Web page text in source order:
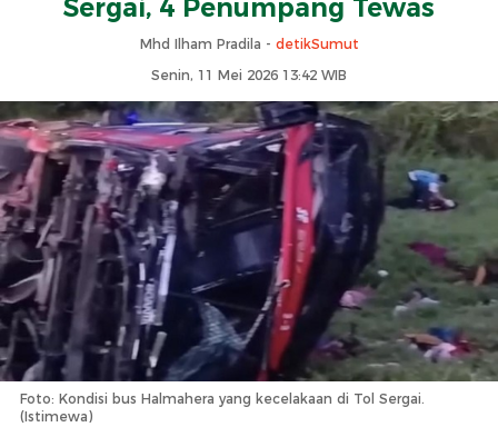
Sergai, 4 Penumpang Tewas
Mhd Ilham Pradila - detikSumut
Senin, 11 Mei 2026 13:42 WIB
Foto: Kondisi bus Halmahera yang kecelakaan di Tol Sergai.
(Istimewa)